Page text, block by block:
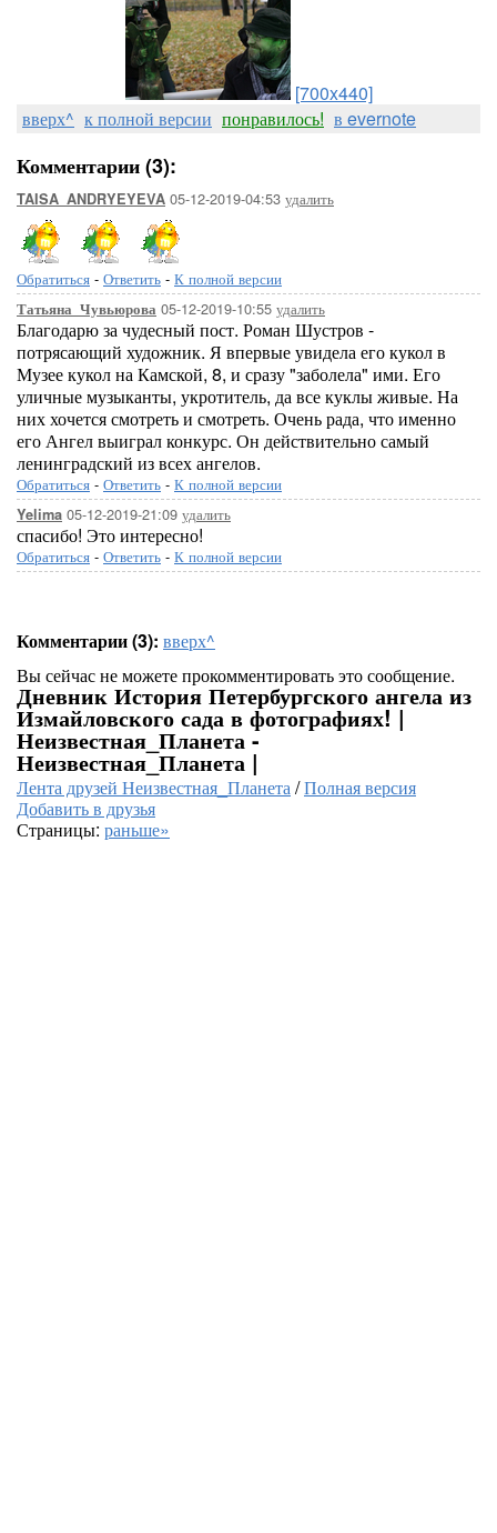
[700x440]
вверх^ к полной версии понравилось! в evernote
Комментарии (3):
TAISA_ANDRYEYEVA 05-12-2019-04:53 удалить
Обратиться - Ответить - К полной версии
Татьяна_Чувьюрова 05-12-2019-10:55 удалить
Благодарю за чудесный пост. Роман Шустров -
потрясающий художник. Я впервые увидела его кукол в
Музее кукол на Камской, 8, и сразу "заболела" ими. Его
уличные музыканты, укротитель, да все куклы живые. На
них хочется смотреть и смотреть. Очень рада, что именно
его Ангел выиграл конкурс. Он действительно самый
ленинградский из всех ангелов.
Обратиться - Ответить - К полной версии
Yelima 05-12-2019-21:09 удалить
спасибо! Это интересно!
Обратиться - Ответить - К полной версии
Комментарии (3): вверх^
Вы сейчас не можете прокомментировать это сообщение.
Дневник История Петербургского ангела из
Измайловского сада в фотографиях! |
Неизвестная_Планета -
Неизвестная_Планета |
Лента друзей Неизвестная_Планета/Полная версия
Добавить в друзья
Страницы: раньше»